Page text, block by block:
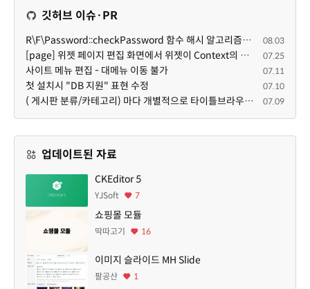
깃허브 이슈·PR
R\F\Password::checkPassword 함수 해시 알고리즘을 암시적으로 호출하는 경우 Argon2id 해시 비교 실패 08.03
[page] 위젯 페이지 편집 화면에서 위젯이 Context의 module_info를 덮어쓰면 저장이 ERR_ACT_IS_NOT_STANDALONE으로 실패 07.25
사이트 메뉴 편집 - 대메뉴 이동 불가 07.11
첫 설치시 "DB 지원" 표현 수정 07.10
( 게시판 분류/카테고리) 마다 개별적으로 타이틀브라우저 제목 및 seo설명 넣을 수 있으면 어떨지 해서 글 등록해봅니다. 07.09
업데이트된 자료
CKEditor 5
YJSoft 7
쇼핑몰 모듈
딱따고기 16
이미지 슬라이드 MH Slide
팔공산 1